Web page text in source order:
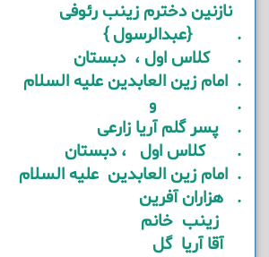
نازنین دخترم زینب رئوفی
. {عبدالرسول }
. کلاس اول ، دبستان
. امام زین العابدین علیه السلام
. و
. پسر گلم آریا زارعی
. کلاس اول ، دبستان
. امام زین العابدین علیه السلام
. هزاران آفرین
زینب خانم
آقا آریا گل